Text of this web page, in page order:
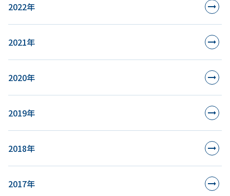
2022年
2021年
2020年
2019年
2018年
2017年